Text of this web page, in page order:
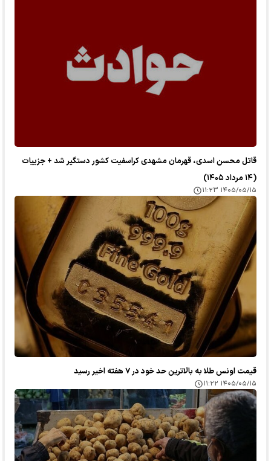
قاتل محسن اسدی، قهرمان مشهدی کراسفیت کشور دستگیر شد + جزییات
(۱۴ مرداد ۱۴۰۵)
۱۴۰۵/۰۵/۱۵ ۱۱:۲۳
قیمت اونس طلا به بالاترین حد خود در ۷ هفته اخیر رسید
۱۴۰۵/۰۵/۱۵ ۱۱:۲۲